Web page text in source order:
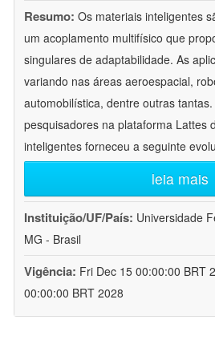
Resumo: Os materiais inteligentes
um acoplamento multifísico que
singulares de adaptabilidade. As
variando nas áreas aeroespacial,
automobilística, dentre outras
pesquisadores na plataforma Lattes
inteligentes forneceu a seguinte
leia mais
Instituição/UF/País: Universidade
MG - Brasil
Vigência: Fri Dec 15 00:00:00 BRT
00:00:00 BRT 2028